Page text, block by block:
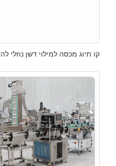
קו תיוג מכסה למילוי דשן נוזלי